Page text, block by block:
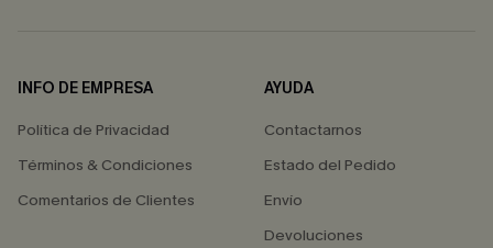
INFO DE EMPRESA
Política de Privacidad
Términos & Condiciones
Comentarios de Clientes
AYUDA
Contactarnos
Estado del Pedido
Envío
Devoluciones